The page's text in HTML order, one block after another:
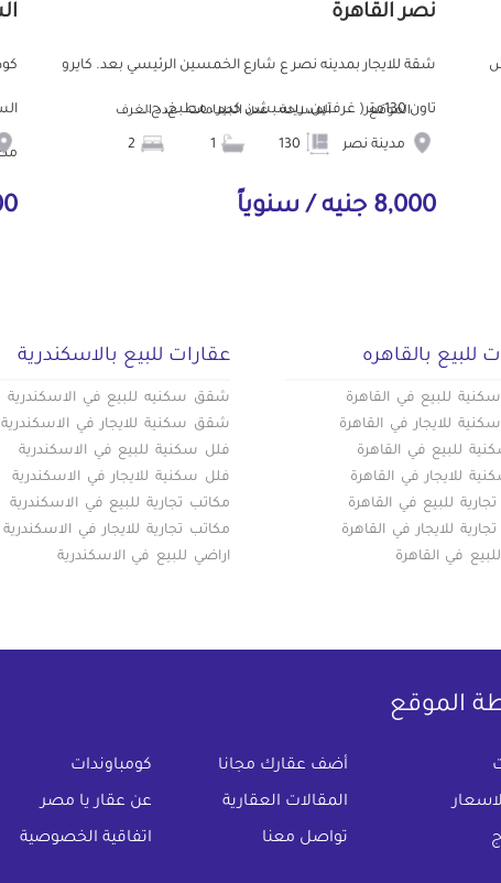
ش
نصر القاهرة
شقة للايجار بمدينه نصر ع شارع الخمسين الرئيسي بعد. كايرو
تاون 130متر( غرفتين، ريسبشن كبير ، مطبخ، ح...الموقع
مدينة نصر
المساحة عدد الحمامات عدد الغرف
8,000 جنيه / سنوياً
للبيع بالقاهره
للبيع في القاهرة
للايجار في القاهرة
للبيع في القاهرة
للايجار في القاهرة
للبيع في القاهرة
للايجار في القاهرة
في القاهرة
عقارات للبيع بالاسكندرية
شقق سكنيه للبيع في الاسكندرية
شقق سكنية للايجار في الاسكندرية
فلل سكنية للبيع في الاسكندرية
فلل سكنية للايجار في الاسكندرية
مكاتب تجارية للبيع في الاسكندرية
مكاتب تجارية للايجار في الاسكندرية
اراضي للبيع في الاسكندرية
الموقع
أضف عقارك مجانا كومباوندات
المقالات العقارية عن عقار يا مصر
تواصل معنا اتفاقية الخصوصية